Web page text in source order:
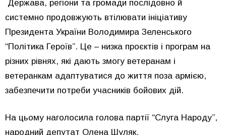
Держава, регіони та громади послідовно й
системно продовжують втілювати ініціативу
Президента України Володимира Зеленського
“Політика Героїв”. Це – низка проєктів і програм на
різних рівнях, які дають змогу ветеранам і
ветеранкам адаптуватися до життя поза армією,
забезпечити потреби учасників бойових дій.
На цьому наголосила голова партії “Слуга Народу”,
народний депутат Олена Шуляк.